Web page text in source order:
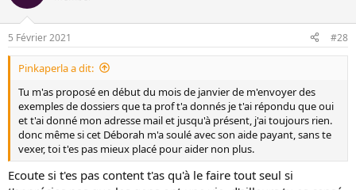
i
s
:
5 Février 2021 #28
Pinkaperla a dit:
Tu m'as proposé en début du mois de janvier de m'envoyer des
exemples de dossiers que ta prof t'a donnés je t'ai répondu que oui
et t'ai donné mon adresse mail et jusqu'à présent, j'ai toujours rien.
donc même si cet Déborah m'a soulé avec son aide payant, sans te
vexer, toi t'es pas mieux placé pour aider non plus.
Ecoute si t'es pas content t'as qu'à le faire tout seul si